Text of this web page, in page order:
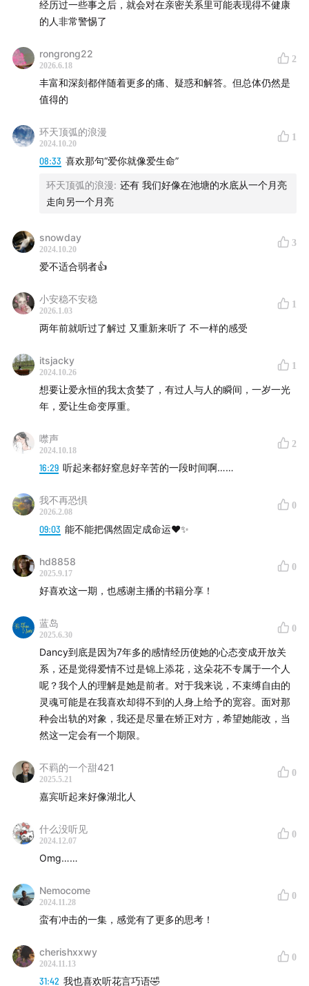
经历过一些事之后，就会对在亲密关系里可能表现得不健康
的人非常警惕了
rongrong22
2026.6.18
2
丰富和深刻都伴随着更多的痛、疑惑和解答。但总体仍然是
值得的
环天顶弧的浪漫
2024.10.20
1
08:33 喜欢那句“爱你就像爱生命”
环天顶弧的浪漫: 还有 我们好像在池塘的水底从一个月亮
走向另一个月亮
snowday
2024.10.20
3
爱不适合弱者👍
小安稳不安稳
2026.1.03
1
两年前就听过了解过 又重新来听了 不一样的感受
itsjacky
2024.10.26
1
想要让爱永恒的我太贪婪了，有过人与人的瞬间，一岁一光
年，爱让生命变厚重。
噤声
2024.10.18
2
16:29 听起来都好窒息好辛苦的一段时间啊……
我不再恐惧
2026.2.08
0
09:03 能不能把偶然固定成命运❤️✨
hd8858
2025.9.17
0
好喜欢这一期，也感谢主播的书籍分享！
蓝岛
2025.6.30
0
Dancy到底是因为7年多的感情经历使她的心态变成开放关
系，还是觉得爱情不过是锦上添花，这朵花不专属于一个人
呢？我个人的理解是她是前者。对于我来说，不束缚自由的
灵魂可能是在我喜欢却得不到的人身上给予的宽容。面对那
种会出轨的对象，我还是尽量在矫正对方，希望她能改，当
然这一定会有一个期限。
不羁的一个甜421
2025.5.21
0
嘉宾听起来好像湖北人
什么没听见
2024.12.07
0
Omg……
Nemocome
2024.11.28
0
蛮有冲击的一集，感觉有了更多的思考！
cherishxxwy
2024.11.13
0
31:42 我也喜欢听花言巧语🤣